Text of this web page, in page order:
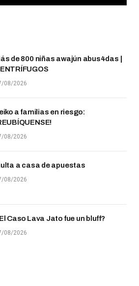
de 800 niñas awajún abus4das |
08/2026
a familias en riesgo:
08/2026
a casa de apuestas
08/2026
Caso Lava Jato fue un bluff?
08/2026